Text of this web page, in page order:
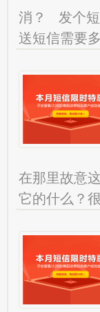
消？ 发个
送短信需要
通，电信三
在那里故意
它的什么？
信验证码平